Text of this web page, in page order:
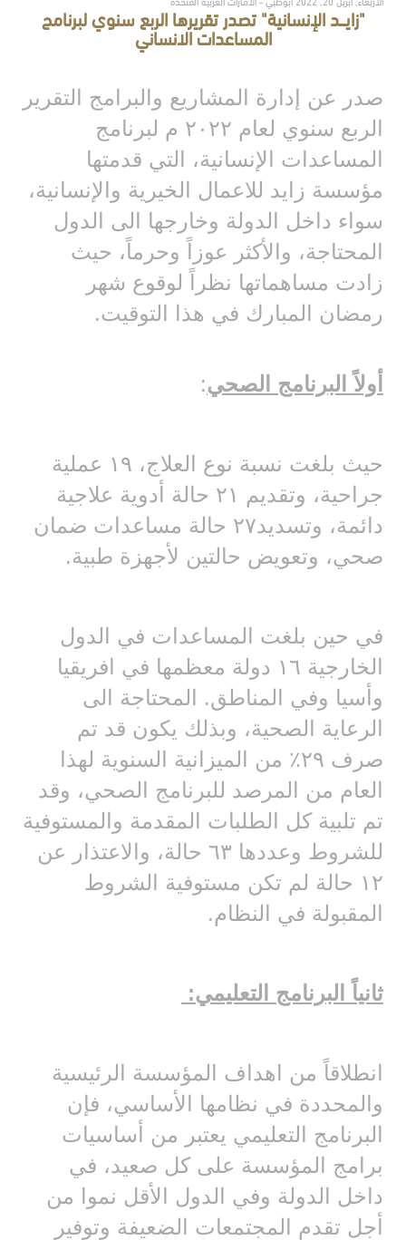
"زايـــد الإنسانية" تصدر تقريرها الربع سنوي لبرنامج
المساعدات الانساني
صدر عن إدارة المشاريع والبرامج التقرير
الربع سنوي لعام ٢٠٢٢ م لبرنامج
المساعدات الإنسانية، التي قدمتها
مؤسسة زايد للاعمال الخيرية والإنسانية،
سواء داخل الدولة وخارجها الى الدول
المحتاجة، والأكثر عوزاً وحرماً، حيث
زادت مساهماتها نظراً لوقوع شهر
رمضان المبارك في هذا التوقيت.
أولاً البرنامج الصحي:
حيث بلغت نسبة نوع العلاج، ١٩ عملية
جراحية، وتقديم ٢١ حالة أدوية علاجية
دائمة، وتسديد٢٧ حالة مساعدات ضمان
صحي، وتعويض حالتين لأجهزة طبية.
في حين بلغت المساعدات في الدول
الخارجية ١٦ دولة معظمها في افريقيا
وأسيا وفي المناطق. المحتاجة الى
الرعاية الصحية، وبذلك يكون قد تم
صرف ٢٩٪ من الميزانية السنوية لهذا
العام من المرصد للبرنامج الصحي، وقد
تم تلبية كل الطلبات المقدمة والمستوفية
للشروط وعددها ٦٣ حالة، والاعتذار عن
١٢ حالة لم تكن مستوفية الشروط
المقبولة في النظام.
ثانياً البرنامج التعليمي:
انطلاقاً من اهداف المؤسسة الرئيسية
والمحددة في نظامها الأساسي، فإن
البرنامج التعليمي يعتبر من أساسيات
برامج المؤسسة على كل صعيد، في
داخل الدولة وفي الدول الأقل نموا من
أجل تقدم المجتمعات الضعيفة وتوفير